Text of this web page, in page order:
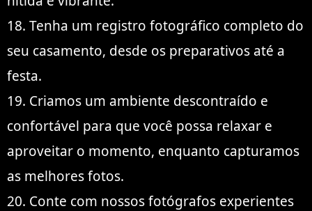
18. Tenha um registro fotográfico completo do
seu casamento, desde os preparativos até a
festa.
19. Criamos um ambiente descontraído e
confortável para que você possa relaxar e
aproveitar o momento, enquanto capturamos
as melhores fotos.
20. Conte com nossos fotógrafos experientes